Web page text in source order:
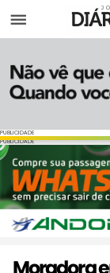
Menu
PUBLICIDADE
PUBLICIDADE
Moradora